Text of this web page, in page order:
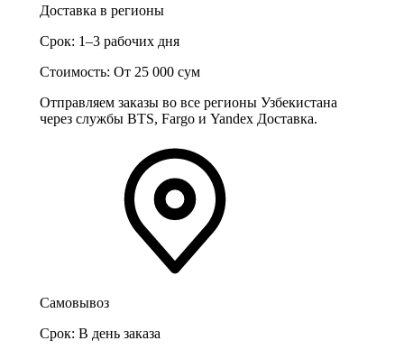
Доставка в регионы
Срок: 1–3 рабочих дня
Стоимость: От 25 000 сум
Отправляем заказы во все регионы Узбекистана
через службы BTS, Fargo и Yandex Доставка.
Самовывоз
Срок: В день заказа